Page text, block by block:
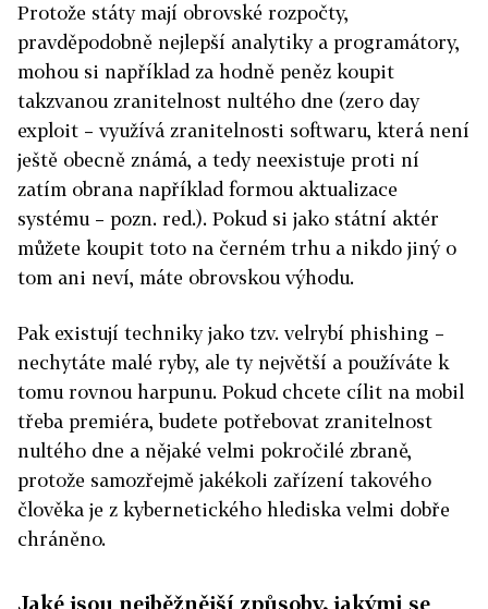
Protože státy mají obrovské rozpočty,
pravděpodobně nejlepší analytiky a programátory,
mohou si například za hodně peněz koupit
takzvanou zranitelnost nultého dne (zero day
exploit – využívá zranitelnosti softwaru, která není
ještě obecně známá, a tedy neexistuje proti ní
zatím obrana například formou aktualizace
systému – pozn. red.). Pokud si jako státní aktér
můžete koupit toto na černém trhu a nikdo jiný o
tom ani neví, máte obrovskou výhodu.
Pak existují techniky jako tzv. velrybí phishing –
nechytáte malé ryby, ale ty největší a používáte k
tomu rovnou harpunu. Pokud chcete cílit na mobil
třeba premiéra, budete potřebovat zranitelnost
nultého dne a nějaké velmi pokročilé zbraně,
protože samozřejmě jakékoli zařízení takového
člověka je z kybernetického hlediska velmi dobře
chráněno.
Jaké jsou nejběžnější způsoby, jakými se